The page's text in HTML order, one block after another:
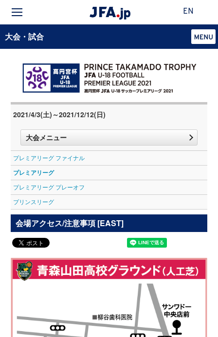
EN
大会・試合
2021/4/3(土)～2021/12/12(日)
大会メニュー
プレミアリーグ ファイナル
プレミアリーグ
プレミアリーグ プレーオフ
プリンスリーグ
会場アクセス/注意事項 [EAST]